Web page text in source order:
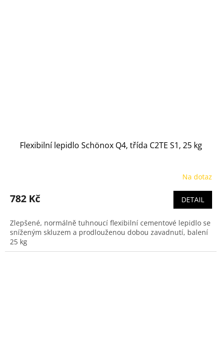
Flexibilní lepidlo Schönox Q4, třída C2TE S1, 25 kg
Na dotaz
782 Kč DETAIL
Zlepšené, normálně tuhnoucí flexibilní cementové lepidlo se
sníženým skluzem a prodlouženou dobou zavadnutí, balení
25 kg